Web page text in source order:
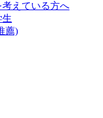
えている方へ
生
薦)